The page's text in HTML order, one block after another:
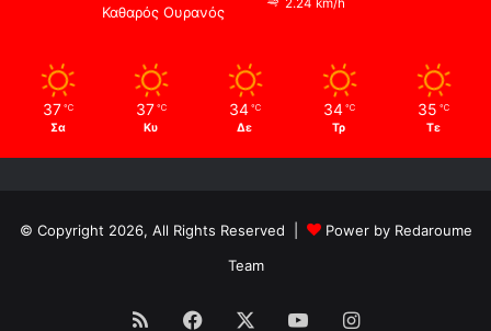
Καθαρός Ουρανός
2.24 km/h
37 ℃
Σα
37 ℃
Κυ
34 ℃
Δε
34 ℃
Τρ
35 ℃
Τε
© Copyright 2026, All Rights Reserved |
Power by Redaroume
Team
RSS Facebook YouTubeInstagram